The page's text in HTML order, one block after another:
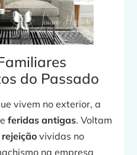
do Passado
vivem no exterior, a
feridas antigas. Voltam
rejeição vividas no
na empresa